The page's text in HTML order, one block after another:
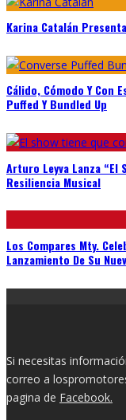
Karina Catalán
Cálido, Cómodo Y Con
Puffed Y Bundled Up
Arturo Leyva Lanza “El
Resiliencia Musical
Los Compares Mty.
Lanzamiento De Su
Si necesitas
correo a
pagina de Facebook.